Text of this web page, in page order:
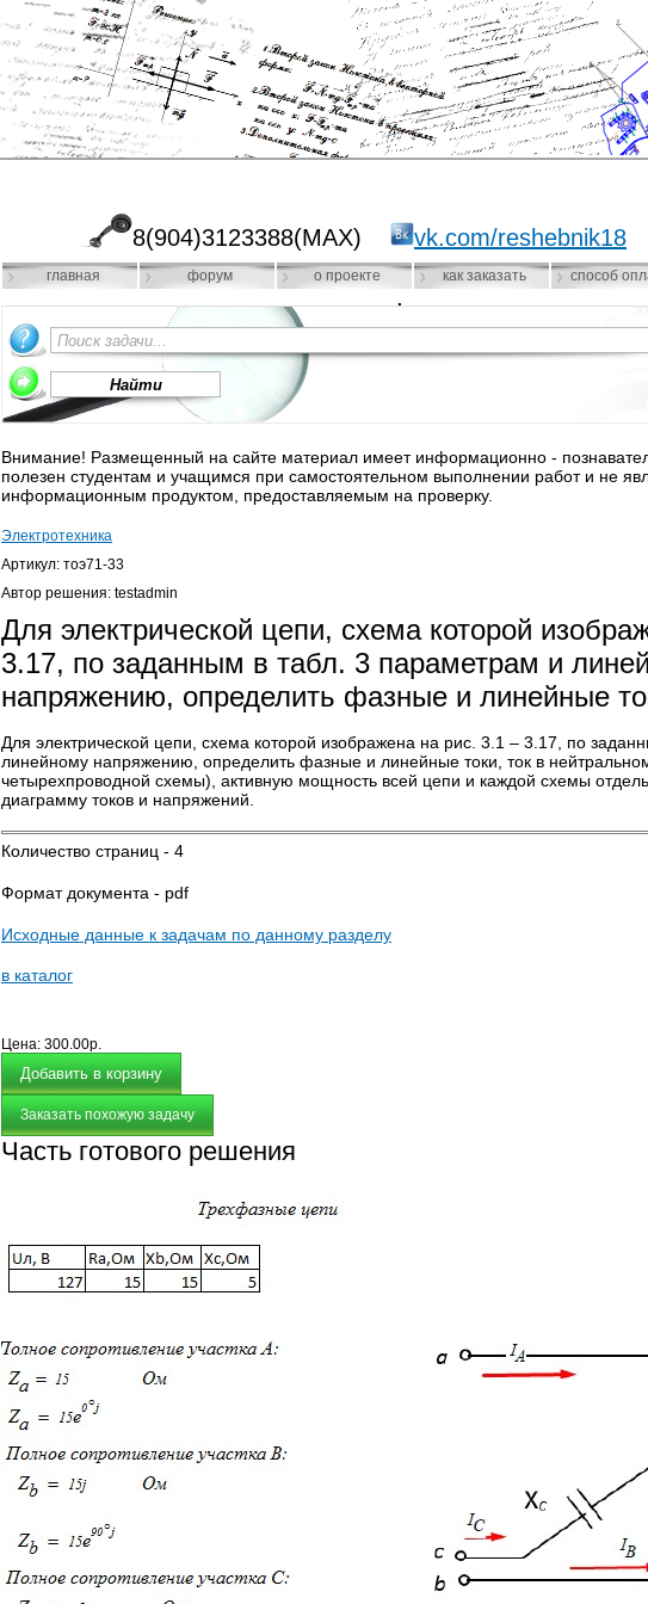
8(904)3123388(MAX) vk.com/reshebnik18
главная форум о проекте как заказать способ
Внимание! Размещенный на сайте материал имеет информационно -
полезен студентам и учащимся при самостоятельном выполнении работ и не
информационным продуктом, предоставляемым на проверку.
Электротехника
Артикул: тоэ71-33
Автор решения: testadmin
Для электрической цепи, схема которой
3.17, по заданным в табл. 3 параметрам и
напряжению, определить фазные и линейные
Для электрической цепи, схема которой изображена на рис. 3.1 – 3.17, по
линейному напряжению, определить фазные и линейные токи, ток в
четырехпроводной схемы), активную мощность всей цепи и каждой схемы
диаграмму токов и напряжений.
Количество страниц - 4
Формат документа - pdf
Исходные данные к задачам по данному разделу
в каталог
Цена: 300.00р.
Заказать похожую задачу
Часть готового решения